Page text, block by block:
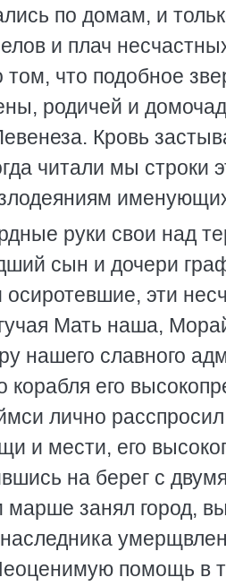
по домам, и
и плач
что подобное
родичей и
Кровь
читали мы строки
руки свои над
сын и дочери
эти
Мать наша,
нашего славного
его
лично
и мести, его
на берег с
занял город,
помощь в